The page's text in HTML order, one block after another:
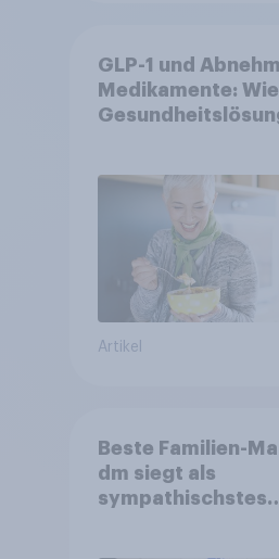
GLP-1 und
Medikamente:
Artikel
Beste Familien-
dm siegt als
sympathischstes